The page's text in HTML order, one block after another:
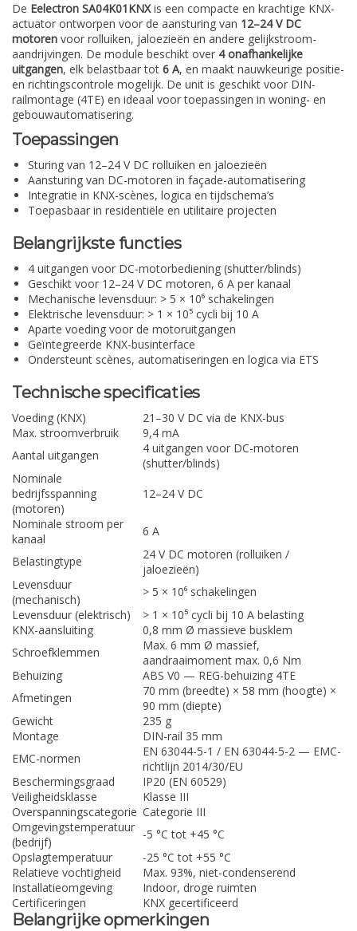
De Eelectron SA04K01KNXis een compacte en krachtige KNX-
actuator ontworpen voor de aansturing van 12–24 V DC
motoren voor rolluiken, jaloezieën en andere gelijkstroom-
aandrijvingen. De module beschikt over 4 onafhankelijke
uitgangen, elk belastbaar tot 6 A, en maakt nauwkeurige positie-
en richtingscontrole mogelijk. De unit is geschikt voor DIN-
railmontage (4TE) en ideaal voor toepassingen in woning- en
gebouwautomatisering.
Toepassingen
Sturing van 12–24 V DC rolluiken en jaloezieën
Aansturing van DC-motoren in façade-automatisering
Integratie in KNX-scènes, logica en tijdschema’s
Toepasbaar in residentiële en utilitaire projecten
Belangrijkste functies
4 uitgangen voor DC-motorbediening (shutter/blinds)
Geschikt voor 12–24 V DC motoren, 6 A per kanaal
Mechanische levensduur: > 5 × 10⁶ schakelingen
Elektrische levensduur: > 1 × 10⁵ cycli bij 10 A
Aparte voeding voor de motoruitgangen
Geïntegreerde KNX-businterface
Ondersteunt scènes, automatiseringen en logica via ETS
Technische specificaties
Voeding (KNX)
21–30 V DC via de KNX-bus
Max. stroomverbruik
9,4 mA
Aantal uitgangen
4 uitgangen voor DC-motoren
(shutter/blinds)
Nominale
bedrijfsspanning
(motoren)
12–24 V DC
Nominale stroom per
kanaal
6 A
Belastingtype
24 V DC motoren (rolluiken /
jaloezieën)
Levensduur
(mechanisch)
> 5 × 10⁶ schakelingen
Levensduur (elektrisch)
> 1 × 10⁵ cycli bij 10 A belasting
KNX-aansluiting
0,8 mm Ø massieve busklem
Schroefklemmen
Max. 6 mm Ø massief,
aandraaimoment max. 0,6 Nm
Behuizing
ABS V0 — REG-behuizing 4TE
Afmetingen
70 mm (breedte) × 58 mm (hoogte) ×
90 mm (diepte)
Gewicht
235 g
Montage
DIN-rail 35 mm
EMC-normen
EN 63044-5-1 / EN 63044-5-2 — EMC-
richtlijn 2014/30/EU
Beschermingsgraad
IP20 (EN 60529)
Veiligheidsklasse
Klasse III
Overspanningscategorie Categorie III
Omgevingstemperatuur
(bedrijf)
-5 °C tot +45 °C
Opslagtemperatuur
-25 °C tot +55 °C
Relatieve vochtigheid
Max. 93%, niet-condenserend
Installatieomgeving
Indoor, droge ruimten
Certificeringen
KNX gecertificeerd
Belangrijke opmerkingen